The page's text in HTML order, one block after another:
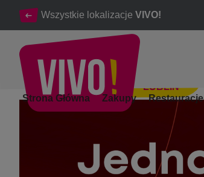
Wszystkie lokalizacje VIVO!
LUBLIN
Strona Główna Zakupy Restauracje
„Jedna kropla do rekordu!” w VIVO!